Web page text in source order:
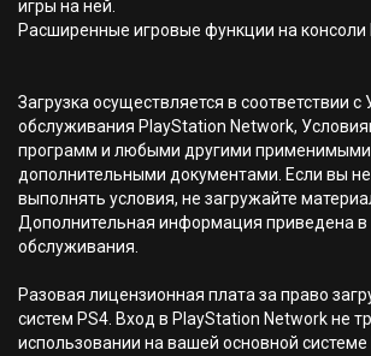
игры на ней.
Расширенные игровые функции на консоли
Загрузка осуществляется в соответствии с
обслуживания PlayStation Network,
программ и любыми другими применимыми
дополнительными документами. Если вы
выполнять условия, не загружайте
Дополнительная информация приведена в
обслуживания.
Разовая лицензионная плата за право
систем PS4. Вход в PlayStation Network не
использовании на вашей основной